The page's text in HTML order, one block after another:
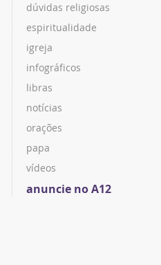
dúvidas religiosas
espiritualidade
igreja
infográficos
libras
notícias
orações
papa
vídeos
anuncie no A12